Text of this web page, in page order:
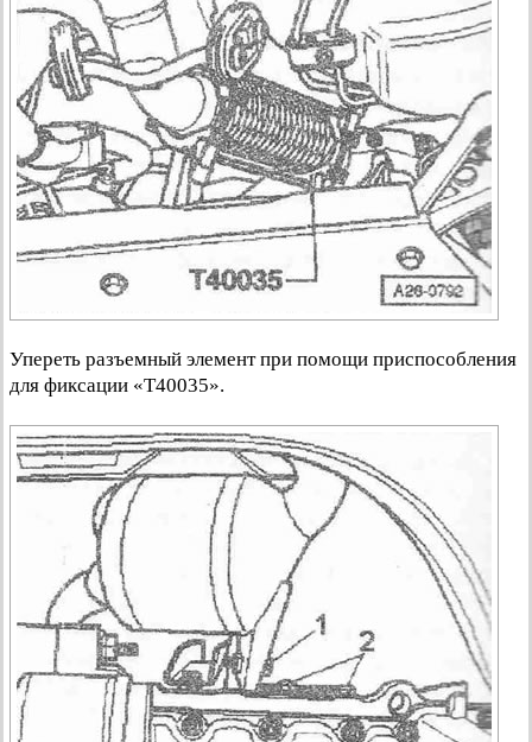
Упереть разъемный элемент при помощи приспособления
для фиксации «Т40035».